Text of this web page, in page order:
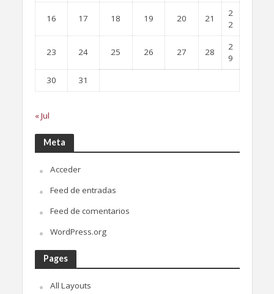
16 17 18 19 20 21
2
2
23 24 25 26 27 28
2
9
30
31
« Jul
Meta
Acceder
Feed de entradas
Feed de comentarios
WordPress.org
Pages
All Layouts